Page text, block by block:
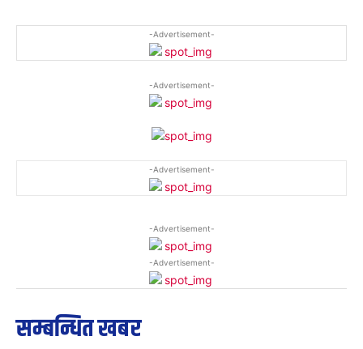
-Advertisement-
-Advertisement-
-Advertisement-
-Advertisement-
-Advertisement-
सम्बन्धित खबर